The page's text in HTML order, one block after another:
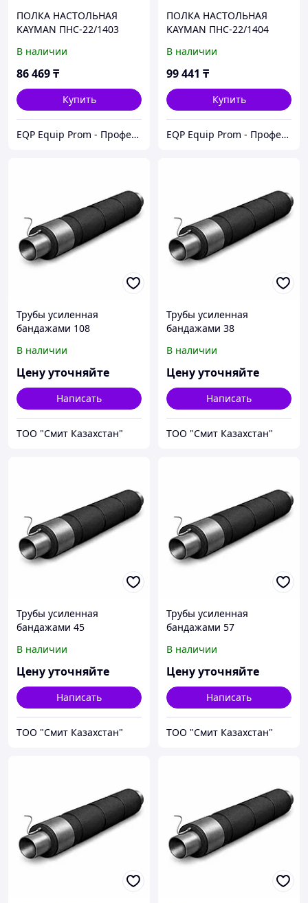
ПОЛКА НАСТОЛЬНАЯ
KAYMAN ПНС-22/1403
В наличии
86 469₸
Купить
EQP Equip Prom - Профессиональное оборудование в Казахстане
ПОЛКА НАСТОЛЬНАЯ
KAYMAN ПНС-22/1404
В наличии
99 441 ₸
Купить
EQP Equip Prom - Профессиональное оборудование в Казахстане
Трубы усиленная
бандажами 108
В наличии
Цену уточняйте
Написать
ТОО "Смит Казахстан"
Трубы усиленная
бандажами 38
В наличии
Цену уточняйте
Написать
ТОО "Смит Казахстан"
Трубы усиленная
бандажами 45
В наличии
Цену уточняйте
Написать
ТОО "Смит Казахстан"
Трубы усиленная
бандажами 57
В наличии
Цену уточняйте
Написать
ТОО "Смит Казахстан"